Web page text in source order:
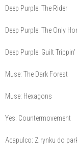
Deep Purple: The Rider
Deep Purple: The Only
Deep Purple: Guilt Trippin'
Muse: The Dark Forest
Muse: Hexagons
Yes: Countermovement
Acapulco: Z rynku do